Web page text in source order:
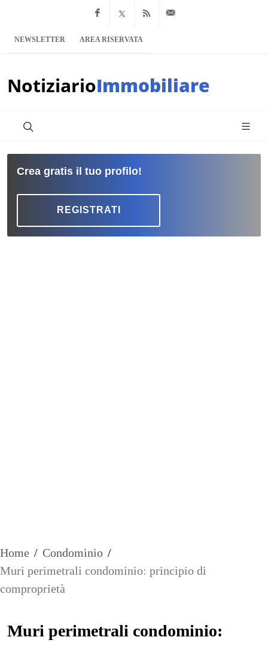
Facebook
x.com Feed RSS
NEWSLETTER AREA RISERVATA
NotiziarioImmobiliare
Crea gratis il tuo profilo!
REGISTRATI
Home / Condominio /
Muri perimetrali condominio: principio di
comproprietà
Muri perimetrali condominio: